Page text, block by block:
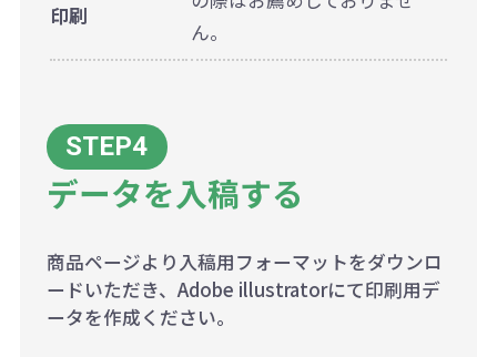
印刷
ん。
データを入稿する
商品ページより入稿用フォーマットをダウンロ
ードいただき、Adobe illustratorにて印刷用デ
ータを作成ください。